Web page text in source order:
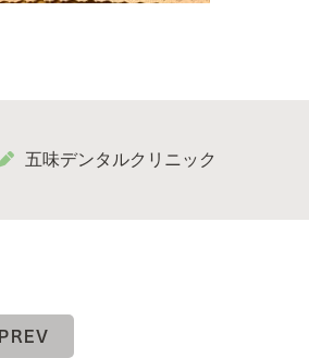
五味デンタルクリニック
PREV